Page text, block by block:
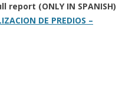
(ONLY IN SPANISH)
DE PREDIOS –